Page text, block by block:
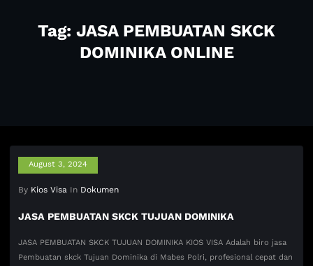
Tag: JASA PEMBUATAN SKCK
DOMINIKA ONLINE
August 3, 2024
By Kios Visa In Dokumen
JASA PEMBUATAN SKCK TUJUAN DOMINIKA
JASA PEMBUATAN SKCK TUJUAN DOMINIKA KIOS VISA Adalah biro jasa
Pembuatan skck Tujuan Dominika di Mabes Polri, profesional cepat dan